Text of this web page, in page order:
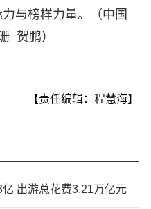
与榜样力量。（中国
贺鹏）
【责任编辑：程慧海】
亿 出游总花费3.21万亿元